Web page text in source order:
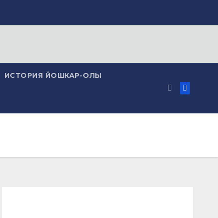
ИСТОРИЯ ЙОШКАР-ОЛЫ